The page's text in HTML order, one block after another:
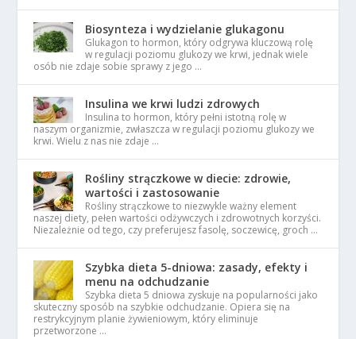
Biosynteza i wydzielanie glukagonu
Glukagon to hormon, który odgrywa kluczową rolę
w regulacji poziomu glukozy we krwi, jednak wiele
osób nie zdaje sobie sprawy z jego …
Insulina we krwi ludzi zdrowych
Insulina to hormon, który pełni istotną rolę w
naszym organizmie, zwłaszcza w regulacji poziomu glukozy we
krwi. Wielu z nas nie zdaje …
Rośliny strączkowe w diecie: zdrowie,
wartości i zastosowanie
Rośliny strączkowe to niezwykle ważny element
naszej diety, pełen wartości odżywczych i zdrowotnych korzyści.
Niezależnie od tego, czy preferujesz fasolę, soczewicę, groch …
Szybka dieta 5-dniowa: zasady, efekty i
menu na odchudzanie
Szybka dieta 5 dniowa zyskuje na popularności jako
skuteczny sposób na szybkie odchudzanie. Opiera się na
restrykcyjnym planie żywieniowym, który eliminuje
przetworzone …